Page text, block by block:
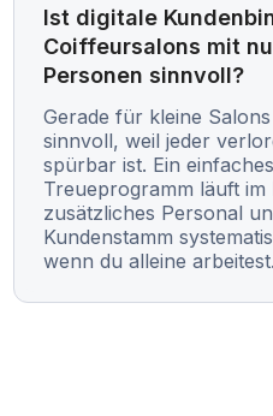
Ist digitale
Coiffeursalons mit
Personen sinnvoll?
Gerade für kleine
sinnvoll, weil jeder
spürbar ist. Ein
Treueprogramm läuft
zusätzliches Personal
Kundenstamm
wenn du alleine arbeitest.